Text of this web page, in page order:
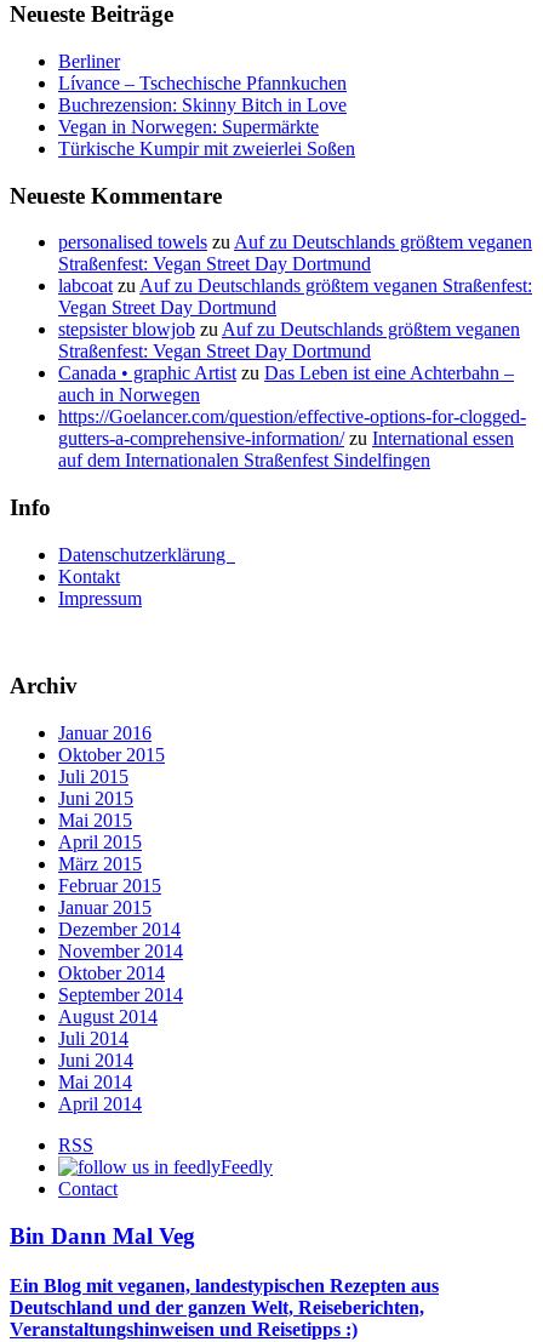
Neueste Beiträge
Berliner
Lívance – Tschechische Pfannkuchen
Buchrezension: Skinny Bitch in Love
Vegan in Norwegen: Supermärkte
Türkische Kumpir mit zweierlei Soßen
Neueste Kommentare
personalised towels zu Auf zu Deutschlands größtem veganen
Straßenfest: Vegan Street Day Dortmund
labcoat zu Auf zu Deutschlands größtem veganen Straßenfest:
Vegan Street Day Dortmund
stepsister blowjob zu Auf zu Deutschlands größtem veganen
Straßenfest: Vegan Street Day Dortmund
Canada • graphic Artist zu Das Leben ist eine Achterbahn –
auch in Norwegen
https://Goelancer.com/question/effective-options-for-clogged-
gutters-a-comprehensive-information/zu International essen
auf dem Internationalen Straßenfest Sindelfingen
Info
Datenschutzerklärung
Kontakt
Impressum
Archiv
Januar 2016
Oktober 2015
Juli 2015
Juni 2015
Mai 2015
April 2015
März 2015
Februar 2015
Januar 2015
Dezember 2014
November 2014
Oktober 2014
September 2014
August 2014
Juli 2014
Juni 2014
Mai 2014
April 2014
RSS
Feedly
Contact
Bin Dann Mal Veg
Ein Blog mit veganen, landestypischen Rezepten aus
Deutschland und der ganzen Welt, Reiseberichten,
Veranstaltungshinweisen und Reisetipps :)